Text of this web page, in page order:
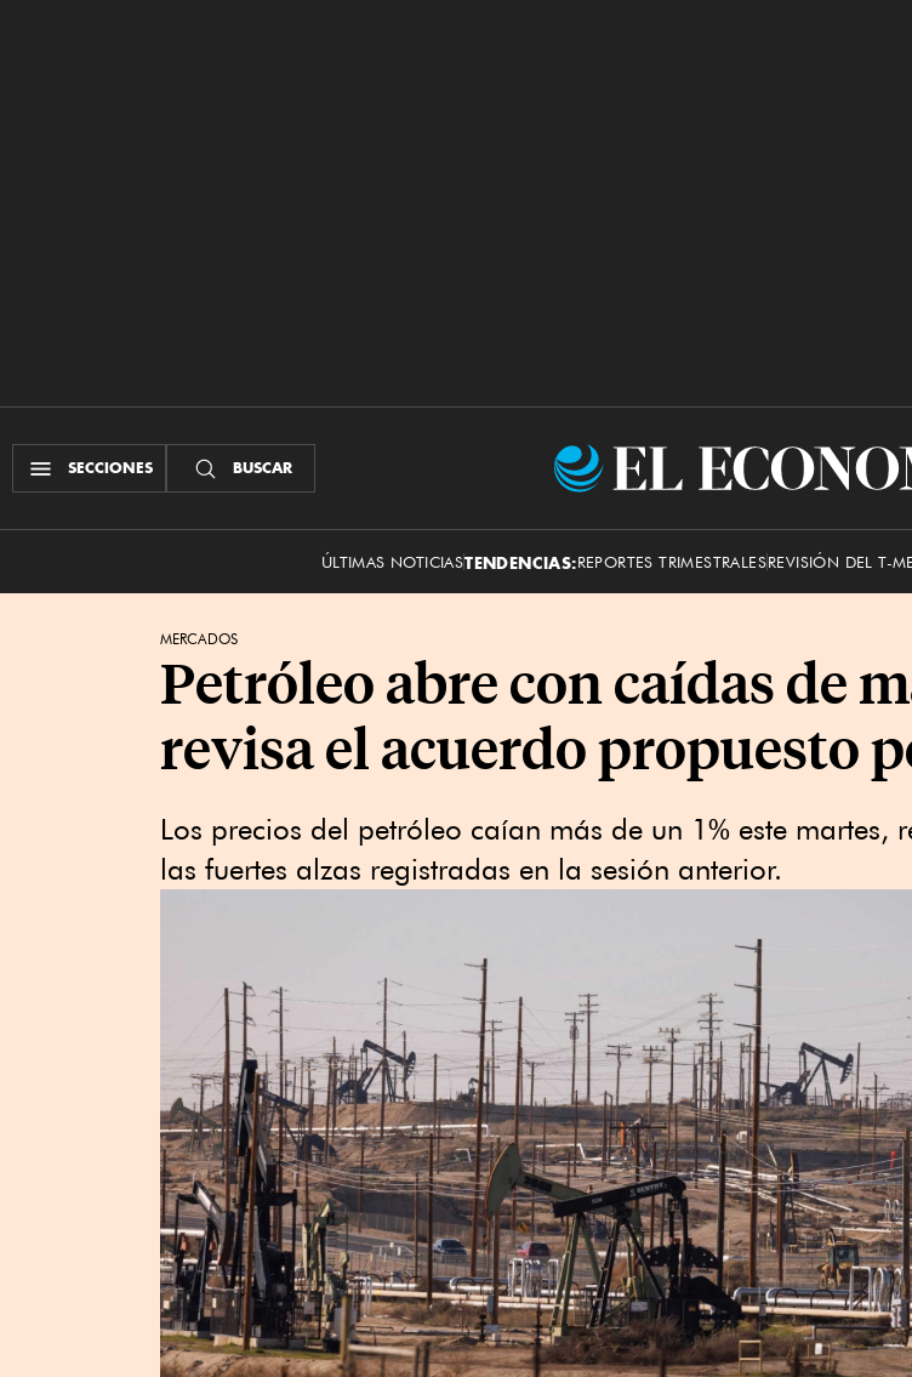
SECCIONES BUSCAR
El
ÚLTIMAS NOTICIASTENDENCIAS:REPORTES TRIMESTRALESREVISIÓN DEL T-
MERCADOS
Petróleo abre con caídas de
revisa el acuerdo propuesto
Los ⁠precios del petróleo caían más de un 1% este martes,
las ⁠fuertes alzas registradas en la sesión anterior.